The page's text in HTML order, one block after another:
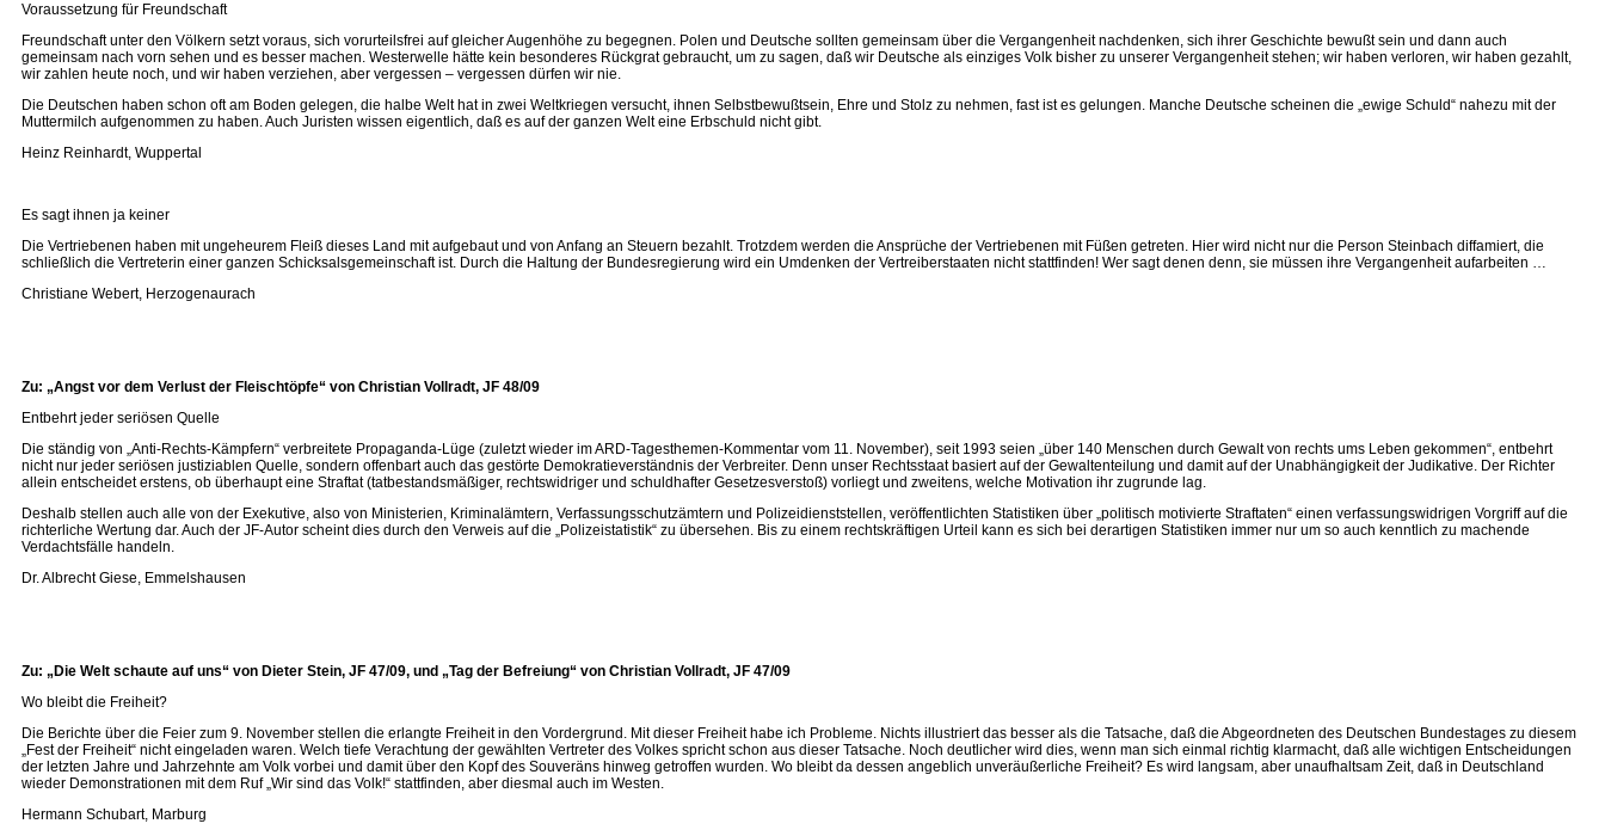
Voraussetzung für Freundschaft
Freundschaft unter den Völkern setzt voraus, sich vorurteilsfrei auf gleicher Augenhöhe zu begegnen. Polen und Deutsche sollten gemeinsam über die Vergangenheit nachdenken, sich ihrer Geschichte bewußt sein und dann auch
gemeinsam nach vorn sehen und es besser machen. Westerwelle hätte kein besonderes Rückgrat gebraucht, um zu sagen, daß wir Deutsche als einziges Volk bisher zu unserer Vergangenheit stehen; wir haben verloren, wir haben gezahlt,
wir zahlen heute noch, und wir haben verziehen, aber vergessen – vergessen dürfen wir nie.
Die Deutschen haben schon oft am Boden gelegen, die halbe Welt hat in zwei Weltkriegen versucht, ihnen Selbstbewußtsein, Ehre und Stolz zu nehmen, fast ist es gelungen. Manche Deutsche scheinen die „ewige Schuld“ nahezu mit der
Muttermilch aufgenommen zu haben. Auch Juristen wissen eigentlich, daß es auf der ganzen Welt eine Erbschuld nicht gibt.
Heinz Reinhardt, Wuppertal
Es sagt ihnen ja keiner
Die Vertriebenen haben mit ungeheurem Fleiß dieses Land mit aufgebaut und von Anfang an Steuern bezahlt. Trotzdem werden die Ansprüche der Vertriebenen mit Füßen getreten. Hier wird nicht nur die Person Steinbach diffamiert, die
schließlich die Vertreterin einer ganzen Schicksalsgemeinschaft ist. Durch die Haltung der Bundesregierung wird ein Umdenken der Vertreiberstaaten nicht stattfinden! Wer sagt denen denn, sie müssen ihre Vergangenheit aufarbeiten …
Christiane Webert, Herzogenaurach
Zu: „Angst vor dem Verlust der Fleischtöpfe“ von Christian Vollradt, JF 48/09
Entbehrt jeder seriösen Quelle
Die ständig von „Anti-Rechts-Kämpfern“ verbreitete Propaganda-Lüge (zuletzt wieder im ARD-Tagesthemen-Kommentar vom 11. November), seit 1993 seien „über 140 Menschen durch Gewalt von rechts ums Leben gekommen“, entbehrt
nicht nur jeder seriösen justiziablen Quelle, sondern offenbart auch das gestörte Demokratieverständnis der Verbreiter. Denn unser Rechtsstaat basiert auf der Gewaltenteilung und damit auf der Unabhängigkeit der Judikative. Der Richter
allein entscheidet erstens, ob überhaupt eine Straftat (tatbestandsmäßiger, rechtswidriger und schuldhafter Gesetzesverstoß) vorliegt und zweitens, welche Motivation ihr zugrunde lag.
Deshalb stellen auch alle von der Exekutive, also von Ministerien, Kriminalämtern, Verfassungsschutzämtern und Polizeidienststellen, veröffentlichten Statistiken über „politisch motivierte Straftaten“ einen verfassungswidrigen Vorgriff auf die
richterliche Wertung dar. Auch der JF-Autor scheint dies durch den Verweis auf die „Polizeistatistik“ zu übersehen. Bis zu einem rechtskräftigen Urteil kann es sich bei derartigen Statistiken immer nur um so auch kenntlich zu machende
Verdachtsfälle handeln.
Dr. Albrecht Giese, Emmelshausen
Zu: „Die Welt schaute auf uns“ von Dieter Stein, JF 47/09, und „Tag der Befreiung“ von Christian Vollradt, JF 47/09
Wo bleibt die Freiheit?
Die Berichte über die Feier zum 9. November stellen die erlangte Freiheit in den Vordergrund. Mit dieser Freiheit habe ich Probleme. Nichts illustriert das besser als die Tatsache, daß die Abgeordneten des Deutschen Bundestages zu diesem
„Fest der Freiheit“ nicht eingeladen waren. Welch tiefe Verachtung der gewählten Vertreter des Volkes spricht schon aus dieser Tatsache. Noch deutlicher wird dies, wenn man sich einmal richtig klarmacht, daß alle wichtigen Entscheidungen
der letzten Jahre und Jahrzehnte am Volk vorbei und damit über den Kopf des Souveräns hinweg getroffen wurden. Wo bleibt da dessen angeblich unveräußerliche Freiheit? Es wird langsam, aber unaufhaltsam Zeit, daß in Deutschland
wieder Demonstrationen mit dem Ruf „Wir sind das Volk!“ stattfinden, aber diesmal auch im Westen.
Hermann Schubart, Marburg